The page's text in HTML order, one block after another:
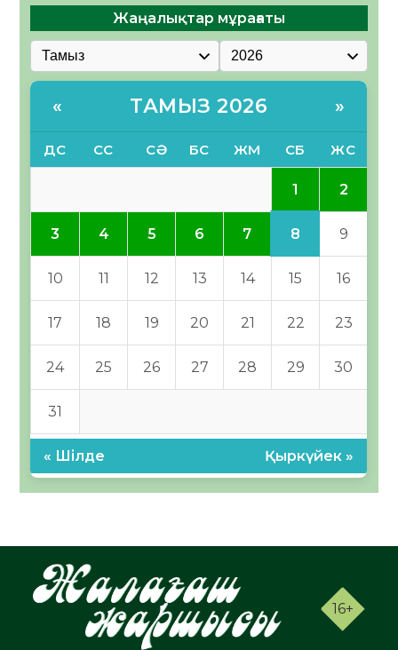
Жаңалықтар мұрағаты
« ТАМЫЗ 2026 »
ДС СС СӘ БС ЖМ СБ ЖС
1 2
3 4 5 6 7 8 9
10 11 12 13 14 15 16
17 18 19 20 21 22 23
24 25 26 27 28 29 30
31
« Шілде Қыркүйек »
16+